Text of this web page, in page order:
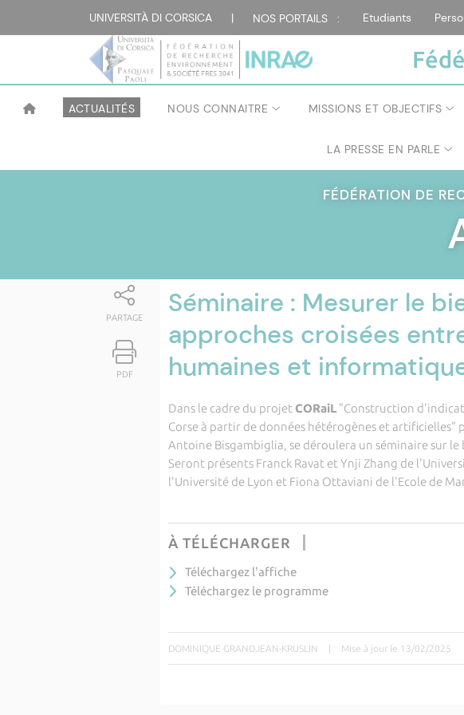
UNIVERSITÀ DI CORSICA | NOS PORTAILS : Etudiants
ACTUALITÉS NOUS CONNAITRE MISSIONS ET OBJECTIFS
LA PRESSE EN PARLE
FÉDÉRATION DE
PARTAGE
PDF
Séminaire : Mesurer le
approches croisées
humaines et
Dans le cadre du projet CORaiL"Construction
Corse à partir de données hétérogènes et artificielles"
Antoine Bisgambiglia, se déroulera un séminaire sur
Seront présents Franck Ravat et Ynji Zhang de
l'Université de Lyon et Fiona Ottaviani de l'Ecole de
À TÉLÉCHARGER
Téléchargez l'affiche
Téléchargez le programme
DOMINIQUE GRANDJEAN-KRUSLIN | Mise à jour le 13/02/2025